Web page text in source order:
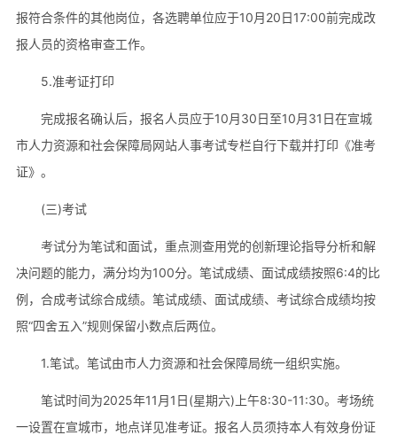
报符合条件的其他岗位，各选聘单位应于10月20日17:00前完成改
报人员的资格审查工作。
5.准考证打印
完成报名确认后，报名人员应于10月30日至10月31日在宣城
市人力资源和社会保障局网站人事考试专栏自行下载并打印《准考
证》。
(三)考试
考试分为笔试和面试，重点测查用党的创新理论指导分析和解
决问题的能力，满分均为100分。笔试成绩、面试成绩按照6:4的比
例，合成考试综合成绩。笔试成绩、面试成绩、考试综合成绩均按
照“四舍五入”规则保留小数点后两位。
1.笔试。笔试由市人力资源和社会保障局统一组织实施。
笔试时间为2025年11月1日(星期六)上午8:30-11:30。考场统
一设置在宣城市，地点详见准考证。报名人员须持本人有效身份证